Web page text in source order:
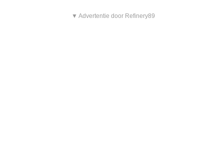
▼ Advertentie door Refinery89